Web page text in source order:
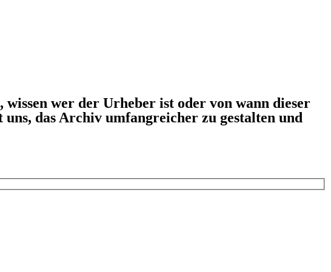
wer der Urheber ist oder von wann dieser
das Archiv umfangreicher zu gestalten und